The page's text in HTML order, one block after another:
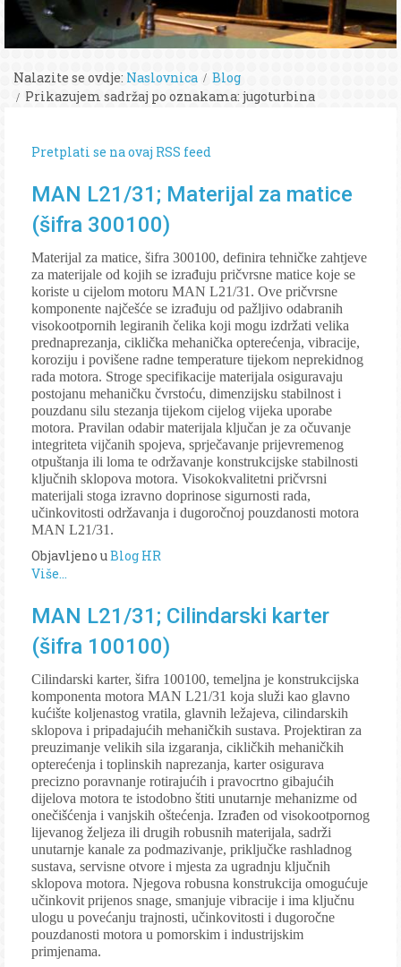
Nalazite se ovdje: Naslovnica
Blog
Prikazujem sadržaj po oznakama: jugoturbina
Pretplati se na ovaj RSS feed
MAN L21/31; Materijal za matice
(šifra 300100)
Materijal za matice, šifra 300100, definira tehničke zahtjeve
za materijale od kojih se izrađuju pričvrsne matice koje se
koriste u cijelom motoru MAN L21/31. Ove pričvrsne
komponente najčešće se izrađuju od pažljivo odabranih
visokootpornih legiranih čelika koji mogu izdržati velika
prednaprezanja, ciklička mehanička opterećenja, vibracije,
koroziju i povišene radne temperature tijekom neprekidnog
rada motora. Stroge specifikacije materijala osiguravaju
postojanu mehaničku čvrstoću, dimenzijsku stabilnost i
pouzdanu silu stezanja tijekom cijelog vijeka uporabe
motora. Pravilan odabir materijala ključan je za očuvanje
integriteta vijčanih spojeva, sprječavanje prijevremenog
otpuštanja ili loma te održavanje konstrukcijske stabilnosti
ključnih sklopova motora. Visokokvalitetni pričvrsni
materijali stoga izravno doprinose sigurnosti rada,
učinkovitosti održavanja i dugoročnoj pouzdanosti motora
MAN L21/31.
Objavljeno uBlog HR
Više...
MAN L21/31; Cilindarski karter
(šifra 100100)
Cilindarski karter, šifra 100100, temeljna je konstrukcijska
komponenta motora MAN L21/31 koja služi kao glavno
kućište koljenastog vratila, glavnih ležajeva, cilindarskih
sklopova i pripadajućih mehaničkih sustava. Projektiran za
preuzimanje velikih sila izgaranja, cikličkih mehaničkih
opterećenja i toplinskih naprezanja, karter osigurava
precizno poravnanje rotirajućih i pravocrtno gibajućih
dijelova motora te istodobno štiti unutarnje mehanizme od
onečišćenja i vanjskih oštećenja. Izrađen od visokootpornog
lijevanog željeza ili drugih robusnih materijala, sadrži
unutarnje kanale za podmazivanje, priključke rashladnog
sustava, servisne otvore i mjesta za ugradnju ključnih
sklopova motora. Njegova robusna konstrukcija omogućuje
učinkovit prijenos snage, smanjuje vibracije i ima ključnu
ulogu u povećanju trajnosti, učinkovitosti i dugoročne
pouzdanosti motora u pomorskim i industrijskim
primjenama.